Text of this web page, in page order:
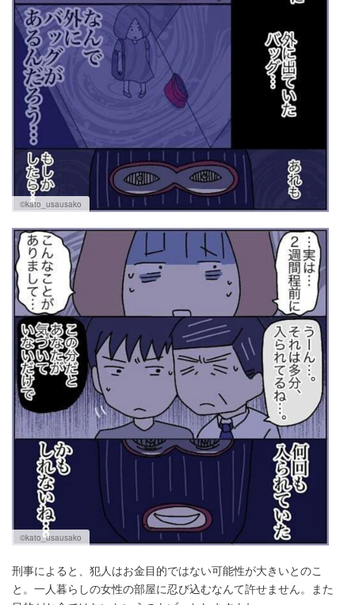
©kato_usausako
©kato_usausako
刑事によると、犯人はお金目的ではない可能性が大きいとのこ
と。一人暮らしの女性の部屋に忍び込むなんて許せません。また